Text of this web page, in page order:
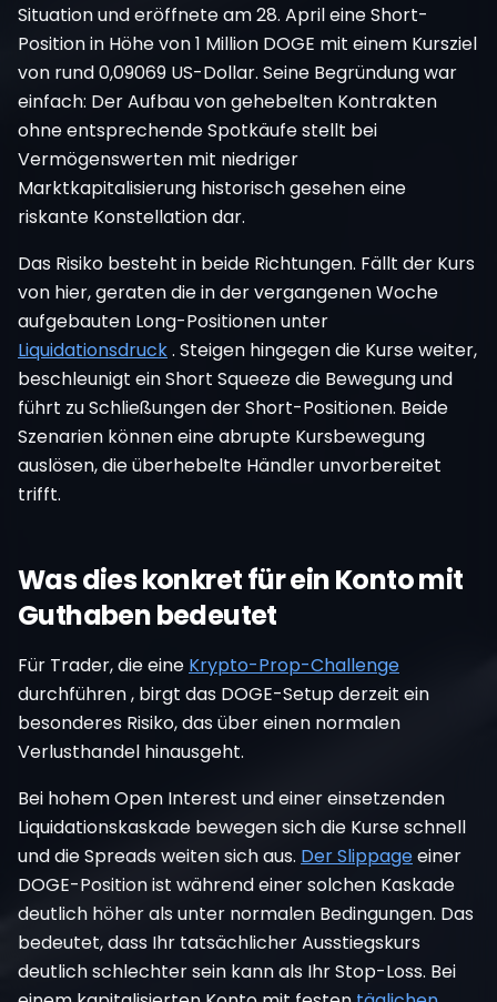
Situation und eröffnete am 28. April eine Short-
Position in Höhe von 1 Million DOGE mit einem Kursziel
von rund 0,09069 US-Dollar. Seine Begründung war
einfach: Der Aufbau von gehebelten Kontrakten
ohne entsprechende Spotkäufe stellt bei
Vermögenswerten mit niedriger
Marktkapitalisierung historisch gesehen eine
riskante Konstellation dar.
Das Risiko besteht in beide Richtungen. Fällt der Kurs
von hier, geraten die in der vergangenen Woche
aufgebauten Long-Positionen unter
Liquidationsdruck. Steigen hingegen die Kurse weiter,
beschleunigt ein Short Squeeze die Bewegung und
führt zu Schließungen der Short-Positionen. Beide
Szenarien können eine abrupte Kursbewegung
auslösen, die überhebelte Händler unvorbereitet
trifft.
Was dies konkret für ein Konto mit
Guthaben bedeutet
Für Trader, die eine Krypto-Prop-Challenge
durchführen, birgt das DOGE-Setup derzeit ein
besonderes Risiko, das über einen normalen
Verlusthandel hinausgeht.
Bei hohem Open Interest und einer einsetzenden
Liquidationskaskade bewegen sich die Kurse schnell
und die Spreads weiten sich aus. Der Slippageeiner
DOGE-Position ist während einer solchen Kaskade
deutlich höher als unter normalen Bedingungen. Das
bedeutet, dass Ihr tatsächlicher Ausstiegskurs
deutlich schlechter sein kann als Ihr Stop-Loss. Bei